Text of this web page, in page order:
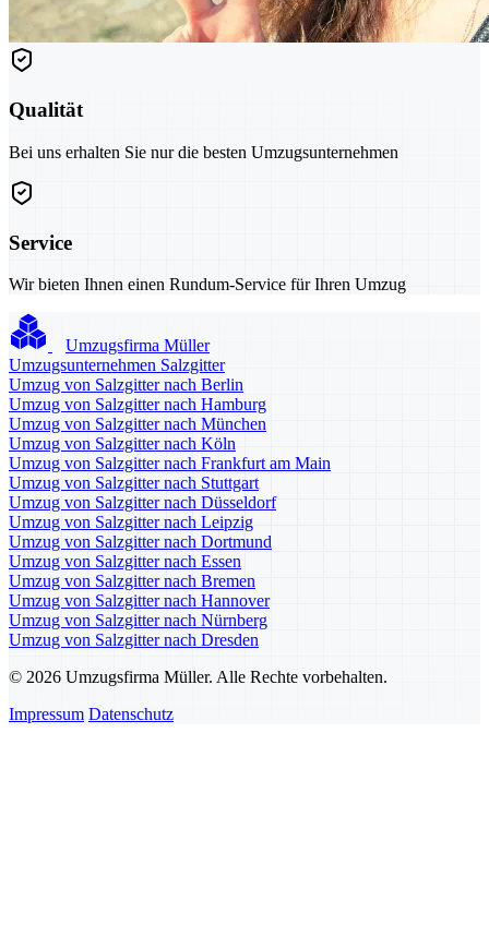
Qualität
Bei uns erhalten Sie nur die besten Umzugsunternehmen
Service
Wir bieten Ihnen einen Rundum-Service für Ihren Umzug
Umzugsfirma Müller
Umzugsunternehmen Salzgitter
Umzug von Salzgitter nach Berlin
Umzug von Salzgitter nach Hamburg
Umzug von Salzgitter nach München
Umzug von Salzgitter nach Köln
Umzug von Salzgitter nach Frankfurt am Main
Umzug von Salzgitter nach Stuttgart
Umzug von Salzgitter nach Düsseldorf
Umzug von Salzgitter nach Leipzig
Umzug von Salzgitter nach Dortmund
Umzug von Salzgitter nach Essen
Umzug von Salzgitter nach Bremen
Umzug von Salzgitter nach Hannover
Umzug von Salzgitter nach Nürnberg
Umzug von Salzgitter nach Dresden
© 2026 Umzugsfirma Müller. Alle Rechte vorbehalten.
Impressum Datenschutz